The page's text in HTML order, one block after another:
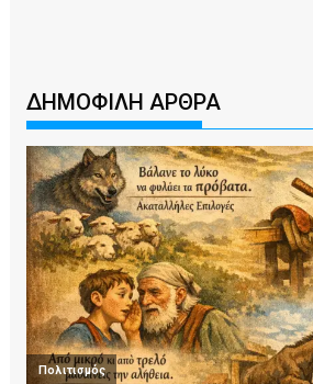
ΔΗΜΟΦΙΛΗ ΑΡΘΡΑ